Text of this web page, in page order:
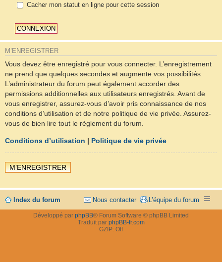
Cacher mon statut en ligne pour cette session
M’ENREGISTRER
Vous devez être enregistré pour vous connecter. L’enregistrement
ne prend que quelques secondes et augmente vos possibilités.
L’administrateur du forum peut également accorder des
permissions additionnelles aux utilisateurs enregistrés. Avant de
vous enregistrer, assurez-vous d’avoir pris connaissance de nos
conditions d’utilisation et de notre politique de vie privée. Assurez-
vous de bien lire tout le règlement du forum.
Conditions d’utilisation | Politique de vie privée
M’ENREGISTRER
Index du forum L’équipe du forum
Nous contacter
Développé par phpBB® Forum Software © phpBB Limited
Traduit par phpBB-fr.com
GZIP: Off